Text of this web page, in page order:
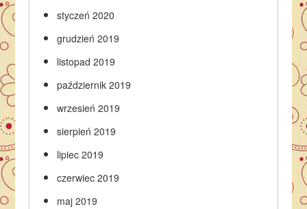
styczeń 2020
grudzień 2019
listopad 2019
październik 2019
wrzesień 2019
sierpień 2019
lipiec 2019
czerwiec 2019
maj 2019